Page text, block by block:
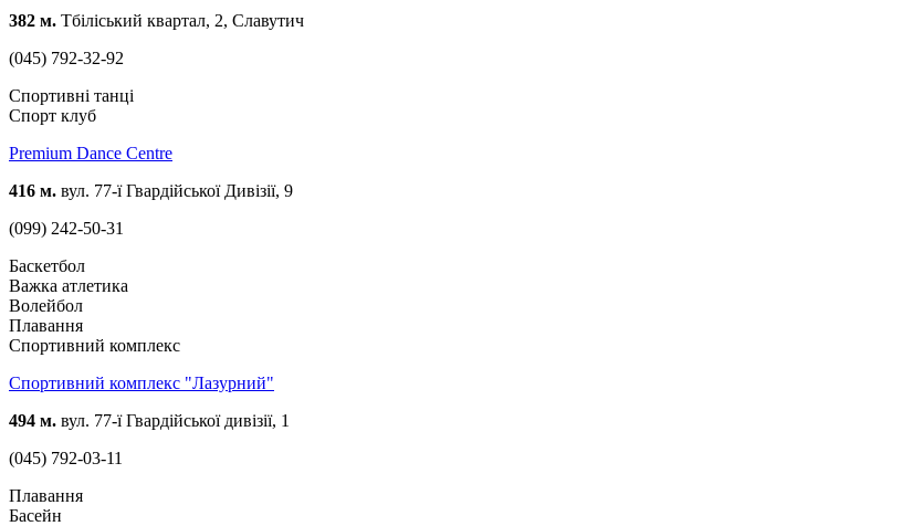
382 м. Тбіліський квартал, 2, Славутич
(045) 792-32-92
Спортивні танці
Спорт клуб
Premium Dance Centre
416 м. вул. 77-ї Гвардійської Дивізії, 9
(099) 242-50-31
Баскетбол
Важка атлетика
Волейбол
Плавання
Спортивний комплекс
Спортивний комплекс "Лазурний"
494 м. вул. 77-ї Гвардійської дивізії, 1
(045) 792-03-11
Плавання
Басейн